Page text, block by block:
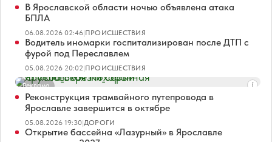
В Ярославской области ночью объявлена атака
БПЛА
06.08.2026 02:46|ПРОИСШЕСТВИЯ
Водитель иномарки госпитализирован после ДТП с
фурой под Переславлем
05.08.2026 20:02|ПРОИСШЕСТВИЯ
Реклама
Реконструкция трамвайного путепровода в
Ярославле завершится в октябре
05.08.2026 19:30|ДОРОГИ
Открытие бассейна «Лазурный» в Ярославле